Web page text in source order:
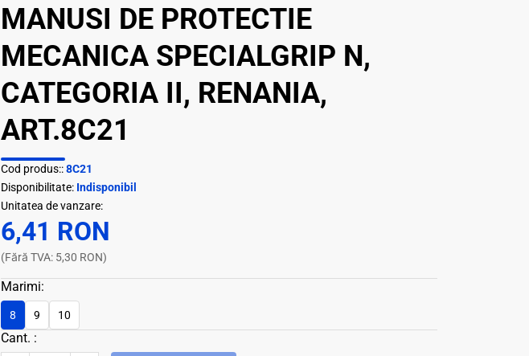
MANUSI DE PROTECTIE
MECANICA SPECIALGRIP N,
CATEGORIA II, RENANIA,
ART.8C21
Cod produs::8C21
Disponibilitate: Indisponibil
Unitatea de vanzare:
6,41 RON
(Fără TVA: 5,30 RON)
Marimi:
8 9 10
Cant. :